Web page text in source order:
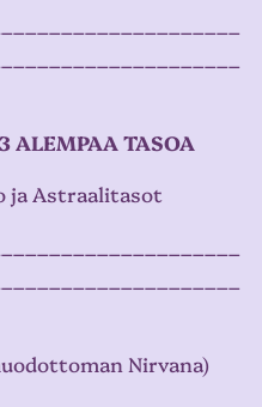
ALEMPAA TASOA
ja Astraalitasot
Nirvana)